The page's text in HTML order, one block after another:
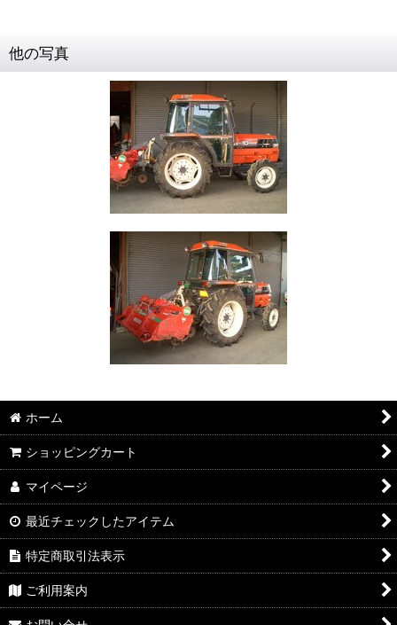
他の写真
ホーム
ショッピングカート
マイページ
最近チェックしたアイテム
特定商取引法表示
ご利用案内